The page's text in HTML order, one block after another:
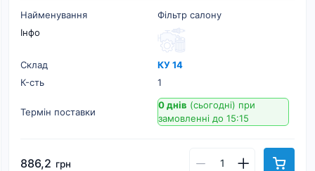
Найменування
Фільтр салону
Інфо
Склад
КУ 14
К-cть
1
Термін поставки
0 днів (сьогодні) при
замовленні до 15:15
886,2 грн